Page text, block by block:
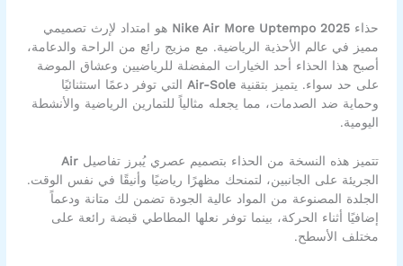
حذاءNike Air More Uptempo 2025 هو امتداد لإرث تصميمي
مميز في عالم الأحذية الرياضية. مع مزيج رائع من الراحة والدعامة،
أصبح هذا الحذاء أحد الخيارات المفضلة للرياضيين وعشاق الموضة
على حد سواء. يتميز بتقنيةAir-Sole التي توفر دعمًا استثنائيًا
وحماية ضد الصدمات، مما يجعله مثالياً للتمارين الرياضية والأنشطة
اليومية.
تتميز هذه النسخة من الحذاء بتصميم عصري يُبرز تفاصيلAir
الجريئة على الجانبين، لتمنحك مظهرًا رياضيًا وأنيقًا في نفس الوقت.
الجلدة المصنوعة من المواد عالية الجودة تضمن لك متانة ودعماً
إضافيًا أثناء الحركة، بينما توفر نعلها المطاطي قبضة رائعة على
مختلف الأسطح.